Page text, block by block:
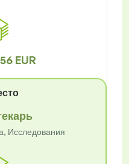
EUR
Исследования